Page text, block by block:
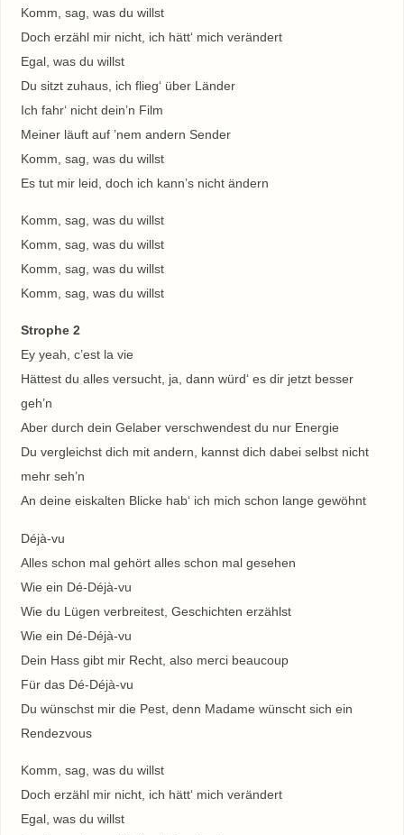
Komm, sag, was du willst
Doch erzähl mir nicht, ich hätt‘ mich verändert
Egal, was du willst
Du sitzt zuhaus, ich flieg‘ über Länder
Ich fahr‘ nicht dein’n Film
Meiner läuft auf ’nem andern Sender
Komm, sag, was du willst
Es tut mir leid, doch ich kann’s nicht ändern
Komm, sag, was du willst
Komm, sag, was du willst
Komm, sag, was du willst
Komm, sag, was du willst
Strophe 2
Ey yeah, c’est la vie
Hättest du alles versucht, ja, dann würd‘ es dir jetzt besser
geh’n
Aber durch dein Gelaber verschwendest du nur Energie
Du vergleichst dich mit andern, kannst dich dabei selbst nicht
mehr seh’n
An deine eiskalten Blicke hab‘ ich mich schon lange gewöhnt
Déjà-vu
Alles schon mal gehört alles schon mal gesehen
Wie ein Dé-Déjà-vu
Wie du Lügen verbreitest, Geschichten erzählst
Wie ein Dé-Déjà-vu
Dein Hass gibt mir Recht, also merci beaucoup
Für das Dé-Déjà-vu
Du wünschst mir die Pest, denn Madame wünscht sich ein
Rendezvous
Komm, sag, was du willst
Doch erzähl mir nicht, ich hätt‘ mich verändert
Egal, was du willst